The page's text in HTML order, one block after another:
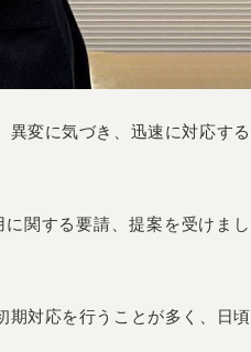
異変に気づき、迅速に対応する
関する要請、提案を受けまし
期対応を行うことが多く、日頃